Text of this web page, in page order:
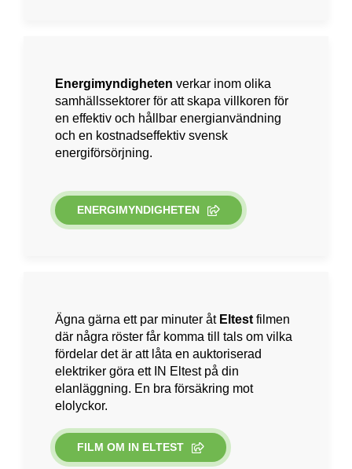
Energimyndigheten verkar inom olika
samhällssektorer för att skapa villkoren för
en effektiv och hållbar energianvändning
och en kostnadseffektiv svensk
energiförsörjning.
ENERGIMYNDIGHETEN
Ägna gärna ett par minuter åt Eltest filmen
där några röster får komma till tals om vilka
fördelar det är att låta en auktoriserad
elektriker göra ett IN Eltest på din
elanläggning. En bra försäkring mot
elolyckor.
FILM OM IN ELTEST